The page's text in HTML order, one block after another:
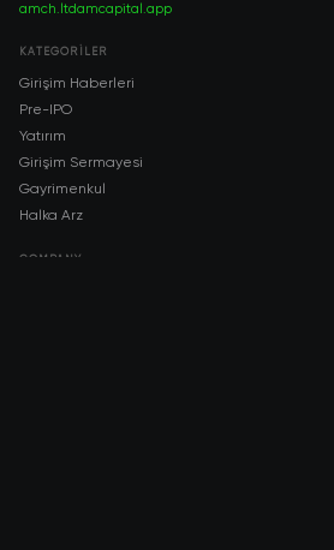
amch.ltdamcapital.app
KATEGORILER
Girişim Haberleri
Pre-IPO
Yatırım
Girişim Sermayesi
Gayrimenkul
Halka Arz
COMPANY